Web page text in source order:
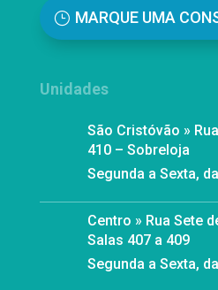
MARQUE UMA
Unidades
São Cristóvão »
410 – Sobreloja
Segunda a Sexta,
Centro » Rua Sete
Salas 407 a 409
Segunda a Sexta,